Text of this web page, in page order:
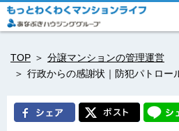
TOP
分譲マンションの管理運営
行政からの感謝状｜防犯パトロー